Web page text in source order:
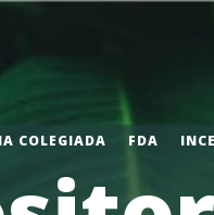
COLEGIADA FDA